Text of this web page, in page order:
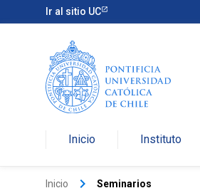
Ir al sitio UC
Inicio Instituto
Inicio keyboard_arrow_right Seminarios